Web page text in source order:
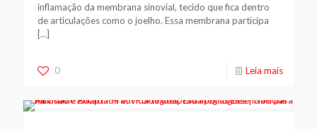
inflamação da membrana sinovial, tecido que fica dentro
de articulações como o joelho. Essa membrana participa
[…]
0 Leia mais